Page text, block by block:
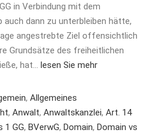
in Verbindung mit dem
dann zu unterbleiben hätte,
angestrebte Ziel offensichtlich
Grundsätze des freiheitlichen
hat… lesen Sie mehr
, Allgemeines
, Anwalt, Anwaltskanzlei, Art. 14
1 GG, BVerwG, Domain, Domain vs